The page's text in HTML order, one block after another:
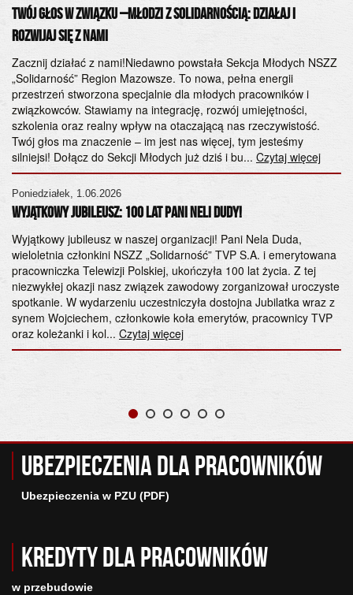
Twój Głos w Związku –Młodzi z Solidarnością: Działaj i
Rozwijaj się z Nami
Zacznij działać z nami!Niedawno powstała Sekcja Młodych NSZZ
„Solidarność” Region Mazowsze. To nowa, pełna energii
przestrzeń stworzona specjalnie dla młodych pracowników i
związkowców. Stawiamy na integrację, rozwój umiejętności,
szkolenia oraz realny wpływ na otaczającą nas rzeczywistość.
Twój głos ma znaczenie – im jest nas więcej, tym jesteśmy
silniejsi! Dołącz do Sekcji Młodych już dziś i bu... Czytaj więcej
Poniedziałek, 1.06.2026
Wyjątkowy Jubileusz: 100 lat Pani Neli Dudy!
Wyjątkowy jubileusz w naszej organizacji! Pani Nela Duda,
wieloletnia członkini NSZZ „Solidarność” TVP S.A. i emerytowana
pracowniczka Telewizji Polskiej, ukończyła 100 lat życia. Z tej
niezwykłej okazji nasz związek zawodowy zorganizował uroczyste
spotkanie. W wydarzeniu uczestniczyła dostojna Jubilatka wraz z
synem Wojciechem, członkowie koła emerytów, pracownicy TVP
oraz koleżanki i kol... Czytaj więcej
Ubezpieczenia dla pracowników
Ubezpieczenia w PZU (PDF)
Kredyty dla pracowników
w przebudowie